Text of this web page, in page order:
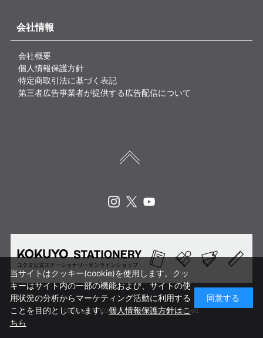
会社情報
会社概要
個人情報保護方針
特定商取引法に基づく表記
第三者広告事業者が提供する広告配信について
Copyright © KOKUYO CORP. All rights reserved.
当サイトはクッキー(cookie)を使用します。クッ
キーはサイト内の一部の機能および、サイトの使
用状況の分析からマーケティング活動に利用する
ことを目的としています。個人情報保護方針はこ
ちら
同意する